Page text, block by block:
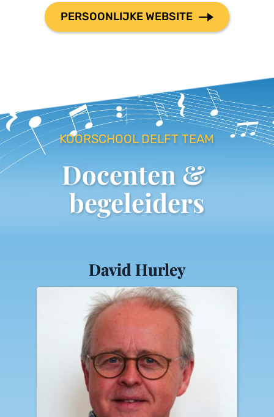
PERSOONLIJKE WEBSITE
KOORSCHOOL DELFT TEAM
Docenten &
begeleiders
David Hurley